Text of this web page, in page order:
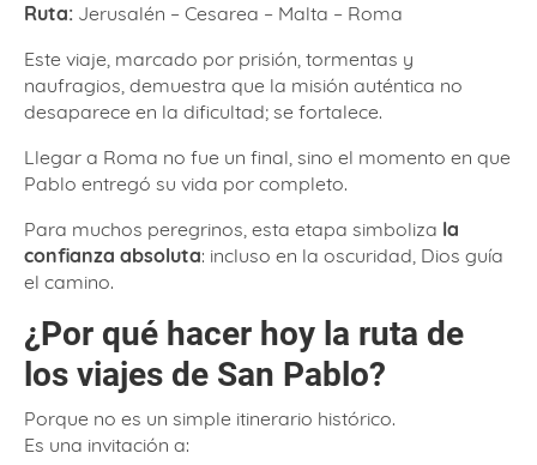
Ruta: Jerusalén – Cesarea – Malta – Roma
Este viaje, marcado por prisión, tormentas y
naufragios, demuestra que la misión auténtica no
desaparece en la dificultad; se fortalece.
Llegar a Roma no fue un final, sino el momento en que
Pablo entregó su vida por completo.
Para muchos peregrinos, esta etapa simboliza la
confianza absoluta: incluso en la oscuridad, Dios guía
el camino.
¿Por qué hacer hoy la ruta de
los viajes de San Pablo?
Porque no es un simple itinerario histórico.
Es una invitación a: